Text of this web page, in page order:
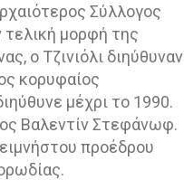
Σύλλογος
μορφή της
ο Τζινιόλι διηύθυναν
κορυφαίος
μέχρι το 1990.
Βαλεντίν Στεφάνωφ.
προέδρου